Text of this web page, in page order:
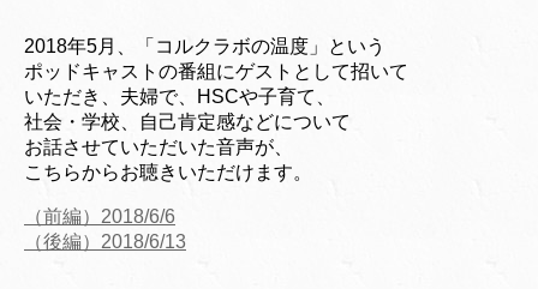
2018年5月、「コルクラボの温度」という
ポッドキャストの番組にゲストとして招いて
いただき、夫婦で、HSCや子育て、
社会・学校、自己肯定感などについて
お話させていただいた音声が、
こちらからお聴きいただけます。
（前編）2018/6/6
（後編）2018/6/13